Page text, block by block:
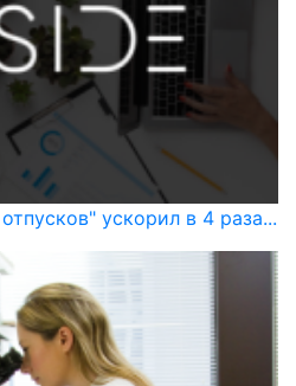
ускорил в 4 раза...